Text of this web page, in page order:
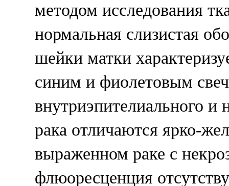
методом исследования
нормальная слизистая
шейки матки
синим и фиолетовым
внутриэпителиального и
рака отличаются ярко-
выраженном раке с
флюоресценция